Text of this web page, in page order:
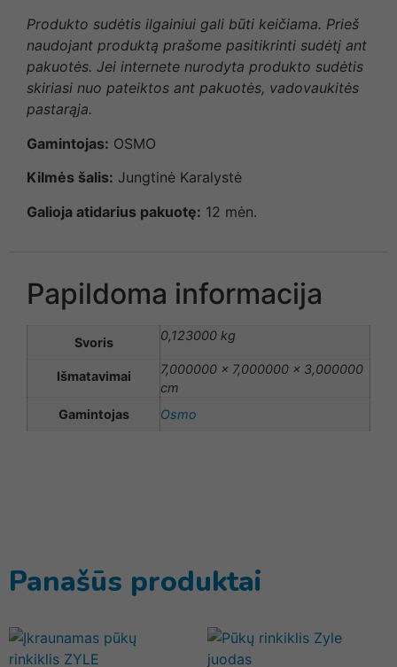
Produkto sudėtis ilgainiui gali būti keičiama. Prieš
naudojant produktą prašome pasitikrinti sudėtį ant
pakuotės. Jei internete nurodyta produkto sudėtis
skiriasi nuo pateiktos ant pakuotės, vadovaukitės
pastarąja.
Gamintojas: OSMO
Kilmės šalis: Jungtinė Karalystė
Galioja atidarius pakuotę: 12 mėn.
Papildoma informacija
Svoris 0,123000 kg
Išmatavimai
7,000000 × 7,000000 × 3,000000
cm
Gamintojas
Osmo
Panašūs produktai